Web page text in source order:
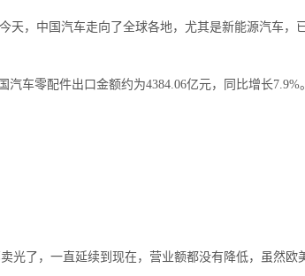
，中国汽车走向了全球各地，尤其是新能源汽车，
车零配件出口金额约为4384.06亿元，同比增长7.9%。
光了，一直延续到现在，营业额都没有降低，虽然